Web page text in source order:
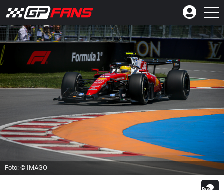
Foto: © IMAGO